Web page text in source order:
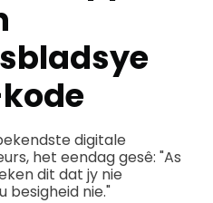
digitale
het eendag gesê: "As
dit dat jy nie
besigheid nie."